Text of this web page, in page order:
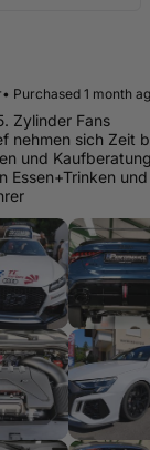
• Purchased 1 month
Zylinder Fans
nehmen sich Zeit
und Kaufberatung
Essen+Trinken